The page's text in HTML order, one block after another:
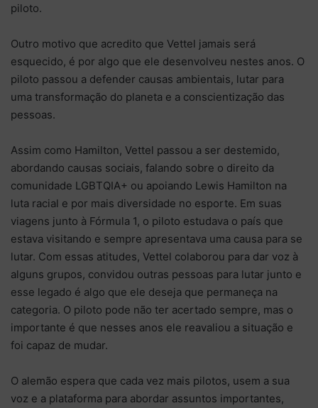
piloto.
Outro motivo que acredito que Vettel jamais será
esquecido, é por algo que ele desenvolveu nestes anos. O
piloto passou a defender causas ambientais, lutar para
uma transformação do planeta e a conscientização das
pessoas.
Assim como Hamilton, Vettel passou a ser destemido,
abordando causas sociais, falando sobre o direito da
comunidade LGBTQIA+ ou apoiando Lewis Hamilton na
luta racial e por mais diversidade no esporte. Em suas
viagens junto à Fórmula 1, o piloto estudava o país que
estava visitando e sempre apresentava uma causa para se
lutar. Com essas atitudes, Vettel colaborou para dar voz à
alguns grupos, convidou outras pessoas para lutar junto e
esse legado é algo que ele deseja que permaneça na
categoria. O piloto pode não ter acertado sempre, mas o
importante é que nesses anos ele reavaliou a situação e
foi capaz de mudar.
O alemão espera que cada vez mais pilotos, usem a sua
voz e a plataforma para abordar assuntos importantes,